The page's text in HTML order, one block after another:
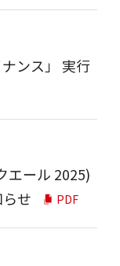
ンス」 実行
エール 2025)
せ
PDF